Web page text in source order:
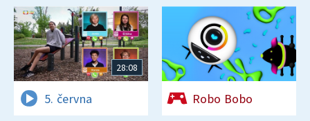
28:08
5. června Robo Bobo